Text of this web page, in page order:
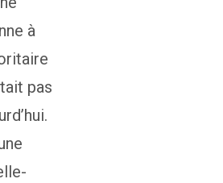
à
pas